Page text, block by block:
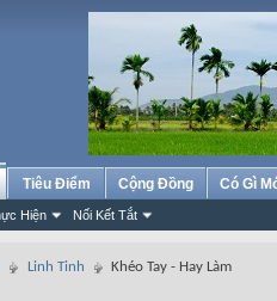
Hiện Nối Kết Tắt
Tiêu Điểm Cộng Đồng Có Gì
Linh Tinh Khéo Tay - Hay Làm